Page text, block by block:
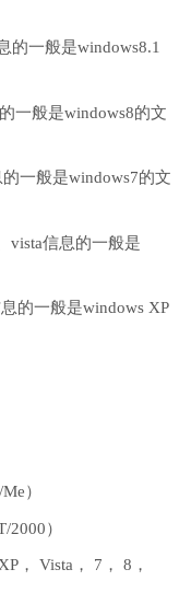
的一般是windows8.1
一般是windows8的文
一般是windows7的文
vista信息的一般是
的一般是windows XP
）
2000）
， Vista， 7， 8，